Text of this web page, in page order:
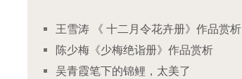
王雪涛 《 十二月令花卉册》作品赏析
陈少梅《少梅绝诣册》作品赏析
吴青霞笔下的锦鲤，太美了